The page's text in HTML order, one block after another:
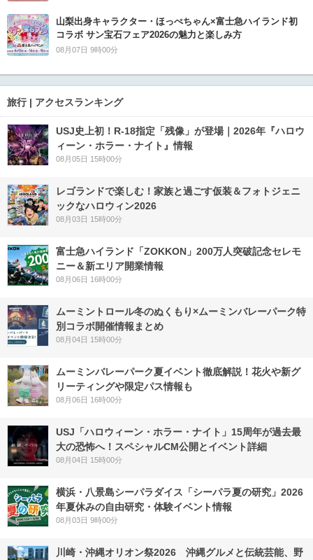
山梨出身キャラクター・ほっぺちゃん×富士急ハイランド初
コラボ サン宝石フェア2026の魅力と楽しみ方
08月07日 9時00分
旅行 | アクセスランキング
USJ史上初！R-18指定「残像」が登場｜2026年『ハロウ
ィーン・ホラー・ナイト』情報
08月05日 15時00分
レゴランドで楽しむ！家族と過ごす仮装＆フォトジェニ
ックなハロウィン2026
08月03日 15時00分
富士急ハイランド「ZOKKON」200万人突破記念セレモ
ニー＆新エリア開業情報
08月06日 16時00分
ムーミントロール冬のぬくもり×ムーミンバレーパーク特
別コラボ開催情報まとめ
08月04日 15時00分
ムーミンバレーパーク夏イベント徹底解説！花火や新グ
リーティングや限定パス情報も
08月06日 16時00分
USJ「ハロウィーン・ホラー・ナイト」15周年が過去最
大の恐怖へ！スペシャルCM公開とイベント詳細
08月04日 15時00分
横浜・八景島シーパラダイス「シーパラ夏の研究」2026
年夏休みの自由研究・体験イベント情報
08月03日 9時00分
川崎・沖縄オリオン祭2026 沖縄グルメと伝統芸能、野